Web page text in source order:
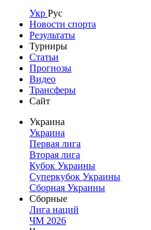
Укр Рус
Новости спорта
Результаты
Турниры
Статьи
Прогнозы
Видео
Трансферы
Сайт
Украина
Украина
Первая лига
Вторая лига
Кубок Украины
Суперкубок Украины
Сборная Украины
Сборные
Лига наций
ЧМ 2026